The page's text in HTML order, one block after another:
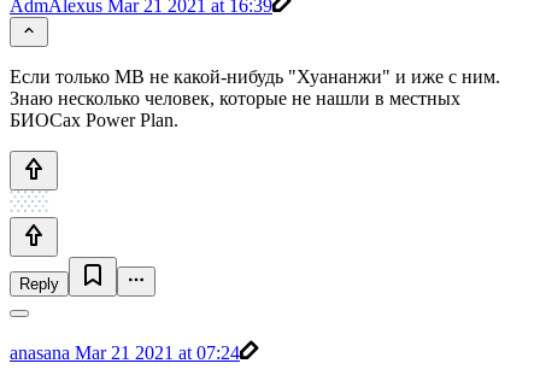
AdmAlexus Mar 21 2021 at 16:39
Если только MB не какой-нибудь "Хуананжи" и иже с ним.
Знаю несколько человек, которые не нашли в местных
БИОСах Power Plan.
Reply
anasana Mar 21 2021 at 07:24